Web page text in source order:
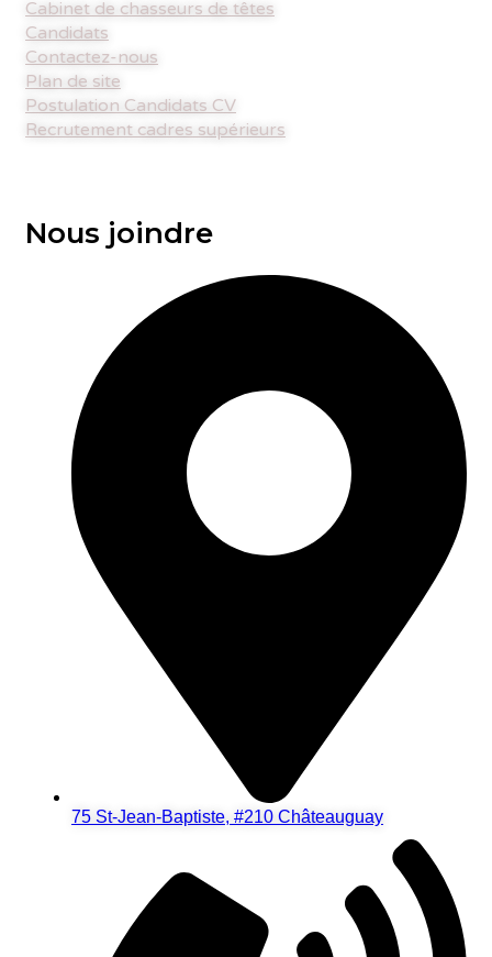
Cabinet de chasseurs de têtes
Candidats
Contactez-nous
Plan de site
Postulation Candidats CV
Recrutement cadres supérieurs
Nous joindre
75 St-Jean-Baptiste, #210 Châteauguay